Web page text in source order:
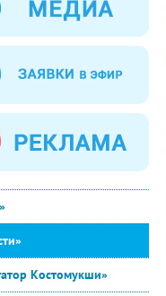
Костомукши»